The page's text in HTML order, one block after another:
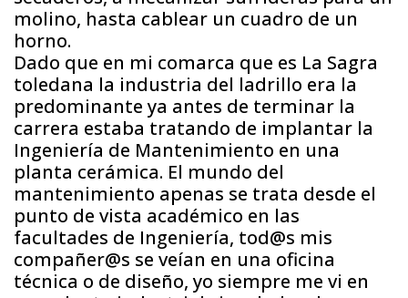
molino, hasta cablear un cuadro de un
horno.
Dado que en mi comarca que es La Sagra
toledana la industria del ladrillo era la
predominante ya antes de terminar la
carrera estaba tratando de implantar la
Ingeniería de Mantenimiento en una
planta cerámica. El mundo del
mantenimiento apenas se trata desde el
punto de vista académico en las
facultades de Ingeniería, tod@s mis
compañer@s se veían en una oficina
técnica o de diseño, yo siempre me vi en